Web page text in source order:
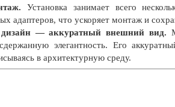
Установка занимает всего
адаптеров, что ускоряет монтаж и
дизайн — аккуратный внешний вид.
элегантность. Его
в архитектурную среду.